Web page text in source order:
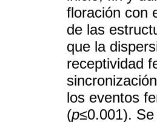
floración con
de las
que la
receptividad
los eventos
(p≤0.001).